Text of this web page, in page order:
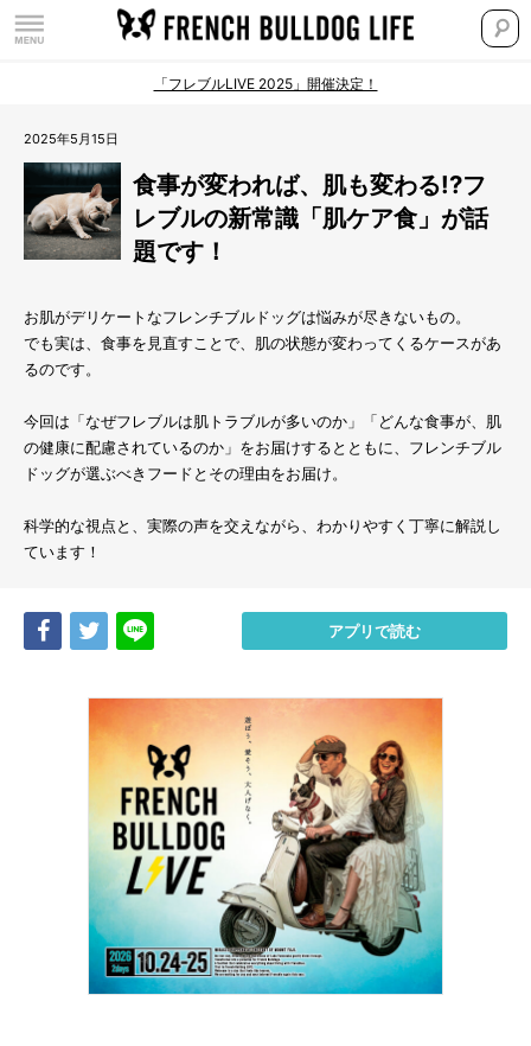
「フレブルLIVE 2025」開催決定！
2025年5月15日
食事が変われば、肌も変わる!?フ
レブルの新常識「肌ケア食」が話
題です！
お肌がデリケートなフレンチブルドッグは悩みが尽きないもの。
でも実は、食事を見直すことで、肌の状態が変わってくるケースがあ
るのです。
今回は「なぜフレブルは肌トラブルが多いのか」「どんな食事が、肌
の健康に配慮されているのか」をお届けするとともに、フレンチブル
ドッグが選ぶべきフードとその理由をお届け。
科学的な視点と、実際の声を交えながら、わかりやすく丁寧に解説し
ています！
Share Tweet アプリで読む